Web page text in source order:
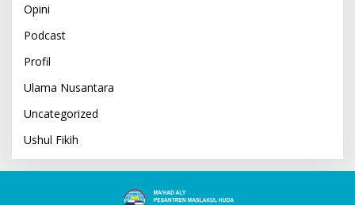
Opini
Podcast
Profil
Ulama Nusantara
Uncategorized
Ushul Fikih